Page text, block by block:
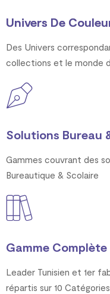
Univers De
Des Univers
collections et le monde
Solutions Bureau
Gammes couvrant des
Bureautique & Scolaire
Gamme Complète
Leader Tunisien et 1er
répartis sur 10 Catégories